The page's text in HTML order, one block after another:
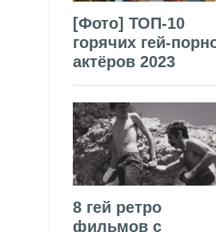
[Фото] ТОП-10
горячих гей-
актёров 2023
8 гей ретро
фильмов с